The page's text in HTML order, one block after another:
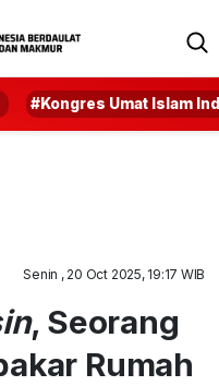
#Kongres Umat Islam
Senin , 20 Oct 2025, 19:17 WIB
, Seorang
Rumah